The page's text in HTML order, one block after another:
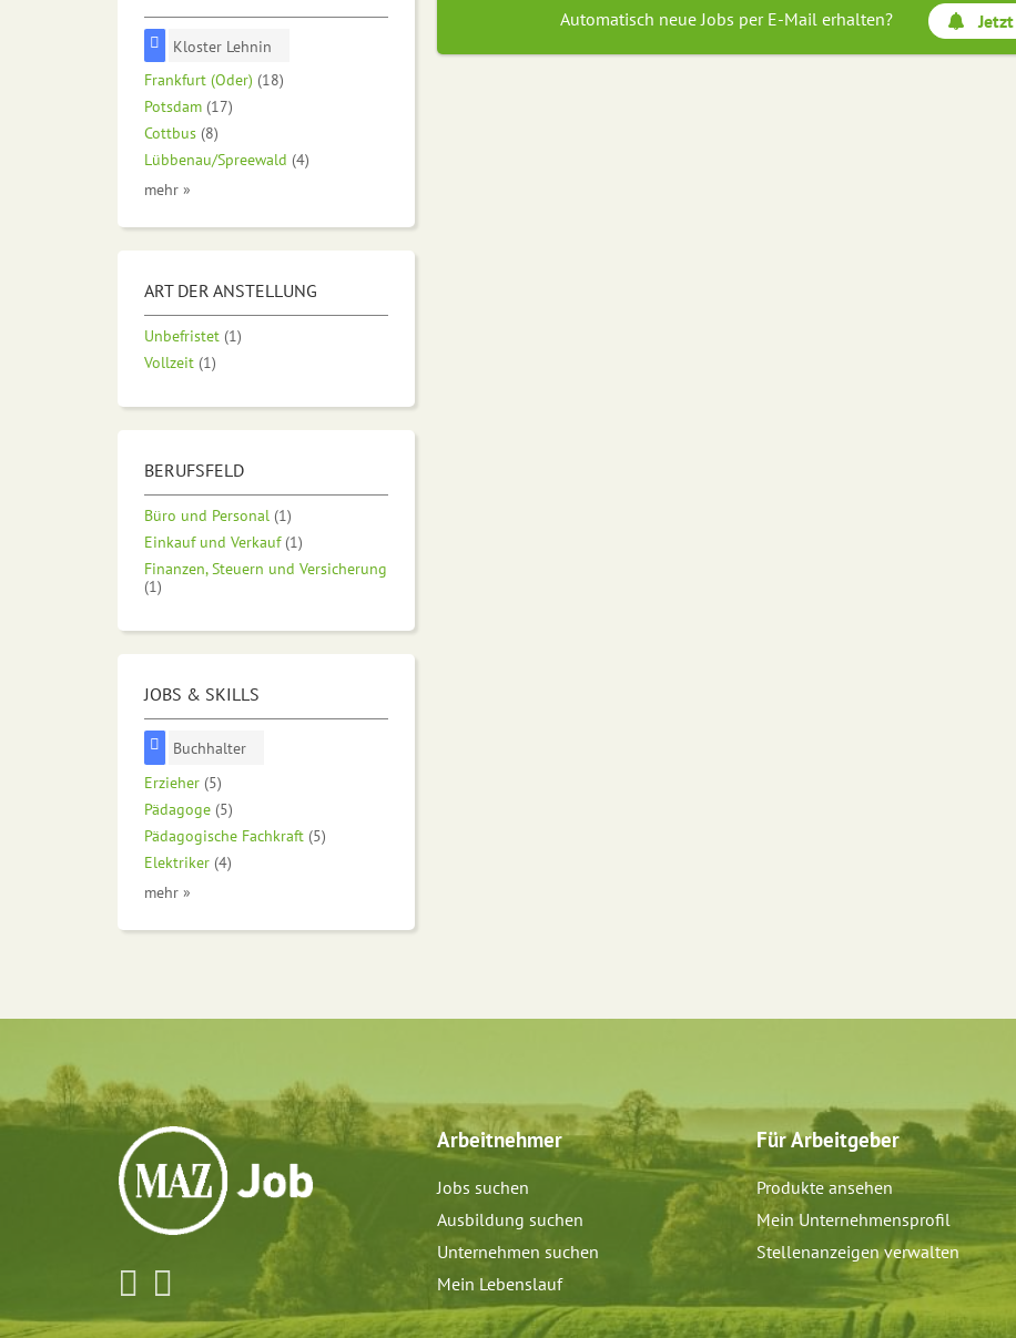
Automatisch neue Jobs per E-Mail erhalten?
Kloster Lehnin
Frankfurt (Oder) (18)
Potsdam (17)
Cottbus (8)
Lübbenau/Spreewald (4)
mehr »
ART DER ANSTELLUNG
Unbefristet (1)
Vollzeit (1)
BERUFSFELD
Büro und Personal (1)
Einkauf und Verkauf (1)
Finanzen, Steuern und Versicherung
(1)
JOBS & SKILLS
Buchhalter
Erzieher (5)
Pädagoge (5)
Pädagogische Fachkraft (5)
Elektriker (4)
mehr »
Arbeitnehmer
Jobs suchen
Ausbildung suchen
Unternehmen suchen
Mein Lebenslauf
Für Arbeitgeber
Produkte ansehen
Mein Unternehmensprofil
Stellenanzeigen verwalten